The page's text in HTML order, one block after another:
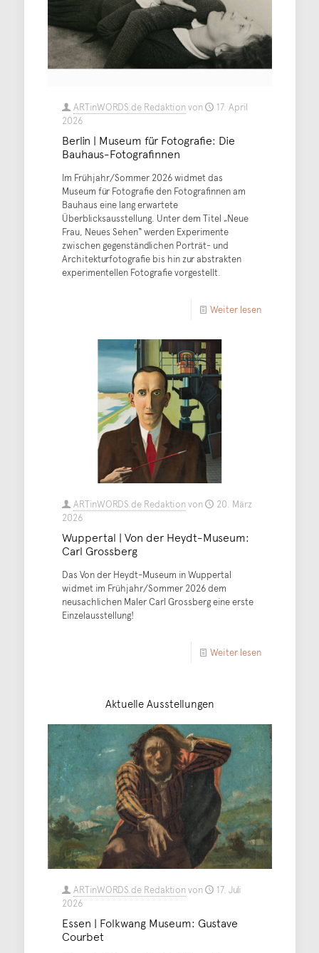
ARTinWORDS.de Redaktionvon
17. April
2026
Berlin | Museum für Fotografie: Die
Bauhaus-Fotografinnen
Im Frühjahr/Sommer 2026 widmet das
Museum für Fotografie den Fotografinnen am
Bauhaus eine lang erwartete
Überblicksausstellung. Unter dem Titel „Neue
Frau, Neues Sehen“ werden Experimente
zwischen gegenständlichen Porträt- und
Architekturfotografie bis hin zur abstrakten
experimentellen Fotografie vorgestellt.
Weiter lesen
ARTinWORDS.de Redaktionvon
20. März
2026
Wuppertal | Von der Heydt-Museum:
Carl Grossberg
Das Von der Heydt-Museum in Wuppertal
widmet im Frühjahr/Sommer 2026 dem
neusachlichen Maler Carl Grossberg eine erste
Einzelausstellung!
Weiter lesen
Aktuelle Ausstellungen
ARTinWORDS.de Redaktionvon
17. Juli
2026
Essen | Folkwang Museum: Gustave
Courbet